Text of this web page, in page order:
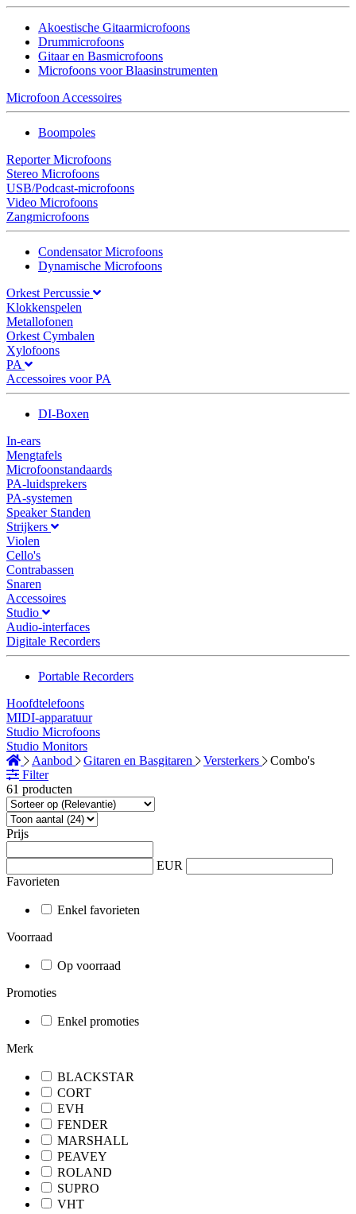
Akoestische Gitaarmicrofoons
Drummicrofoons
Gitaar en Basmicrofoons
Microfoons voor Blaasinstrumenten
Microfoon Accessoires
Boompoles
Reporter Microfoons
Stereo Microfoons
USB/Podcast-microfoons
Video Microfoons
Zangmicrofoons
Condensator Microfoons
Dynamische Microfoons
Orkest Percussie
Klokkenspelen
Metallofonen
Orkest Cymbalen
Xylofoons
PA
Accessoires voor PA
DI-Boxen
In-ears
Mengtafels
Microfoonstandaards
PA-luidsprekers
PA-systemen
Speaker Standen
Strijkers
Violen
Cello's
Contrabassen
Snaren
Accessoires
Studio
Audio-interfaces
Digitale Recorders
Portable Recorders
Hoofdtelefoons
MIDI-apparatuur
Studio Microfoons
Studio Monitors
Aanbod
Gitaren en Basgitaren Versterkers
Combo's
Filter
61 producten
Prijs
EUR
Favorieten
Enkel favorieten
Voorraad
Op voorraad
Promoties
Enkel promoties
Merk
BLACKSTAR
CORT
EVH
FENDER
MARSHALL
PEAVEY
ROLAND
SUPRO
VHT